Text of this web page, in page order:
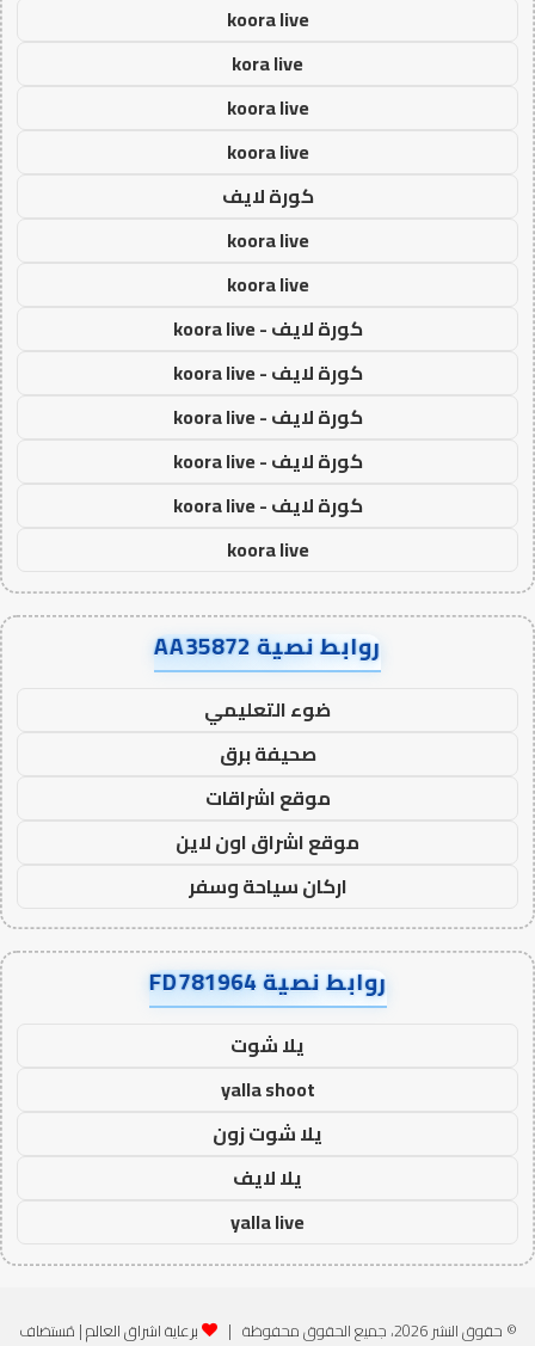
koora live
kora live
koora live
koora live
كورة لايف
koora live
koora live
كورة لايف - koora live
كورة لايف - koora live
كورة لايف - koora live
كورة لايف - koora live
كورة لايف - koora live
koora live
روابط نصية AA35872
ضوء التعليمي
صحيفة برق
موقع اشراقات
موقع اشراق اون لاين
اركان سياحة وسفر
روابط نصية FD781964
يلا شوت
yalla shoot
يلا شوت زون
يلا لايف
yalla live
© حقوق النشر 2026، جميع الحقوق محفوظة | برعاية اشراق العالم| مُستضاف